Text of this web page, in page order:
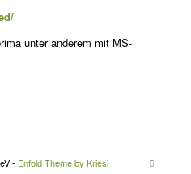
unter anderem mit MS-
- Enfold Theme by Kriesi